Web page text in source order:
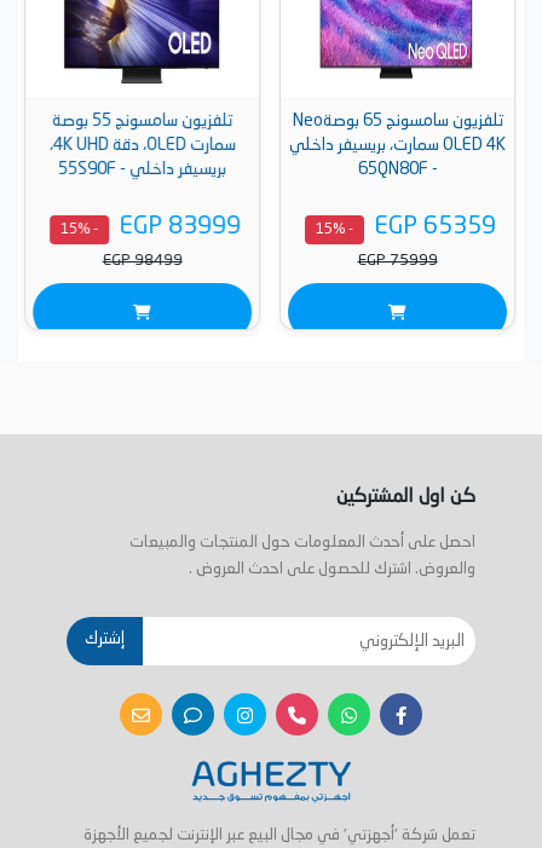
تلفزيون سامسونج 65 بوصةNeo
OLED 4K سمارت، بريسيفر داخلي
- 65QN80F
EGP 65359
- 15%
EGP 75999
تلفزيون سامسونج 55 بوصة
سمارت OLED، دقة 4K UHD،
بريسيفر داخلي - 55S90F
EGP 83999
- 15%
EGP 98499
كن اول المشتركين
احصل على أحدث المعلومات حول المنتجات والمبيعات
والعروض. اشترك للحصول على احدث العروض .
إشترك
تعمل شركة 'أجهزتي' في مجال البيع عبر الإنترنت لجميع الأجهزة